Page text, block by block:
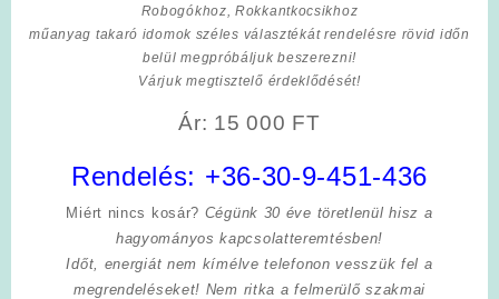
Robogókhoz, Rokkantkocsikhoz
műanyag takaró idomok széles választékát rendelésre rövid időn
belül megpróbáljuk beszerezni!
Várjuk megtisztelő érdeklődését!
Ár: 15 000 FT
Rendelés: +36-30-9-451-436
Miért nincs kosár? Cégünk 30 éve töretlenül hisz a
hagyományos kapcsolatteremtésben!
Időt, energiát nem kímélvetelefonon vesszük fel a
megrendeléseket! Nem ritka a felmerülő szakmai